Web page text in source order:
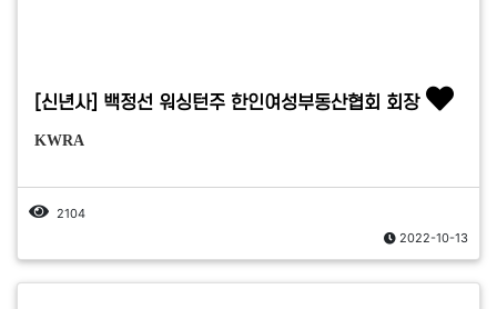
[신년사] 백정선 워싱턴주 한인여성부동산협회 회장
KWRA
2104
2022-10-13